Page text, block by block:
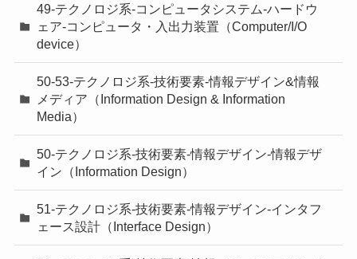
49-テクノロジ系-コンピュータシステム-ハードウ
ェア-コンピュータ・入出力装置（Computer/I/O
device）
50-53-テクノロジ系-技術要素-情報デザイン&情報
メディア（Information Design & Information
Media）
50-テクノロジ系-技術要素-情報デザイン-情報デザ
イン（Information Design）
51-テクノロジ系-技術要素-情報デザイン-インタフ
ェース設計（Interface Design）